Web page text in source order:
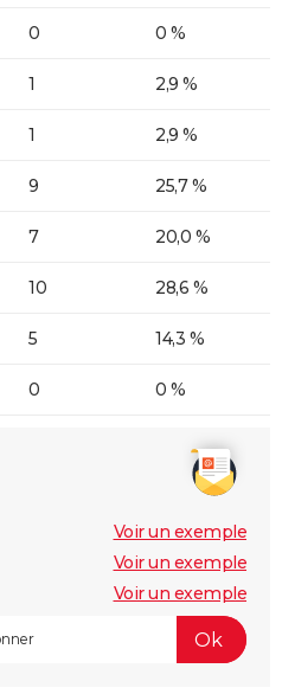
0 0 %
1 2,9 %
1 2,9 %
9 25,7 %
7 20,0 %
10 28,6 %
5 14,3 %
0 0 %
Voir un exemple
Voir un exemple
Voir un exemple